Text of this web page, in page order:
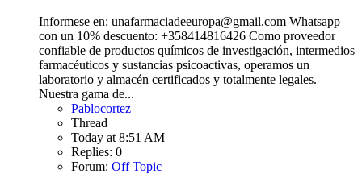
Informese en: unafarmaciadeeuropa@gmail.com Whatsapp
con un 10% descuento: +358414816426 Como proveedor
confiable de productos químicos de investigación, intermedios
farmacéuticos y sustancias psicoactivas, operamos un
laboratorio y almacén certificados y totalmente legales.
Nuestra gama de...
Pablocortez
Thread
Today at 8:51 AM
Replies: 0
Forum: Off Topic